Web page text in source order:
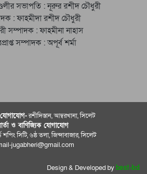
সভাপতি : নূরুর রশীদ চৌধুরী
: ফাহমীদা রশীদ চৌধুরী
সম্পাদক : ফাহমীনা নাহাস
সম্পাদক : অপূর্ব শর্মা
রশীদিস্তান, আম্বরখানা, সিলেট
ও বাণিজ্যিক যোগাযােগ
শপিং সিটি, ৬ষ্ঠ তলা, জিন্দাবাজার, সিলেট
jugabheri@gmail.com
Design & Developed by best-bd